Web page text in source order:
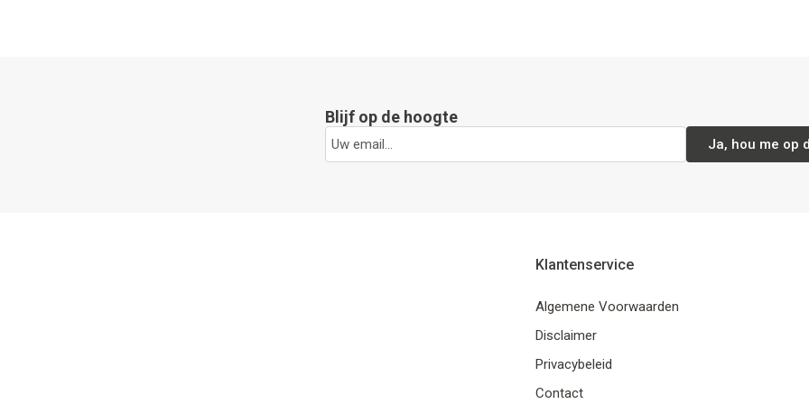
Blijf op de hoogte
Ja, hou me op
Klantenservice
Algemene Voorwaarden
Disclaimer
Privacybeleid
Contact